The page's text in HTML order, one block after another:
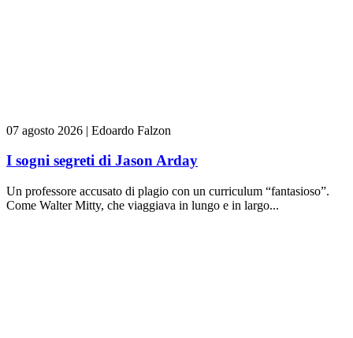
07 agosto 2026 | Edoardo Falzon
I sogni segreti di Jason Arday
Un professore accusato di plagio con un curriculum “fantasioso”.
Come Walter Mitty, che viaggiava in lungo e in largo...